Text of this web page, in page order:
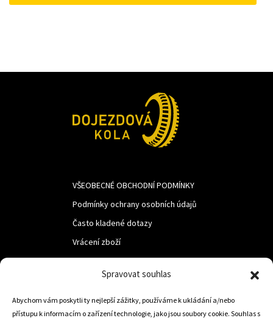
Spravovat souhlas
Abychom vám poskytli ty nejlepší zážitky, používáme k ukládání a/nebo
přístupu k informacím o zařízení technologie, jako jsou soubory cookie. Souhlas s
VŠEOBECNÉ OBCHODNÍ PODMÍNKY
Podmínky ochrany osobních údajů
Často kladené dotazy
Vrácení zboží
LUF s.r.o.
Nám. M.R.Štefanika 518,